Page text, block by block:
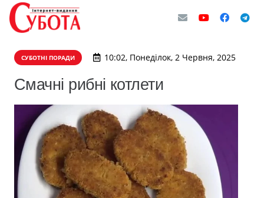
СУБОТНІ ПОРАДИ 10:02, Понеділок, 2 Червня, 2025
Смачні рибні котлети